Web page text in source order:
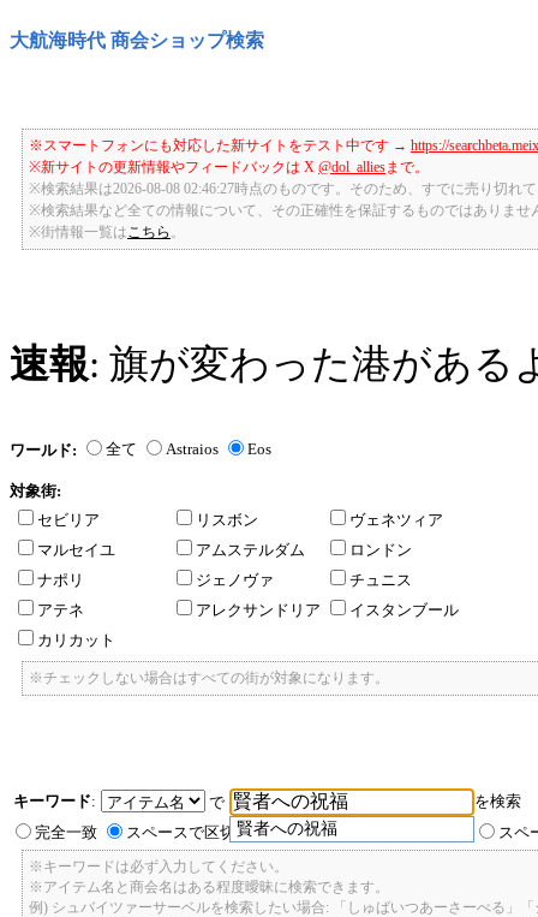
大航海時代 商会ショップ検索
※スマートフォンにも対応した新サイトをテスト中です → https://
※新サイトの更新情報やフィードバックは X @dol_alliesまで。
※検索結果は2026-08-08 02:46:27時点のものです。そのため、すでに売り切れ
※検索結果など全ての情報について、その正確性を保証するものではありませ
※街情報一覧は こちら
速報: 旗が変わった港がある
ワールド: 全て Astraios Eos
対象街:
セビリア
リスボン
ヴェネツィア
マルセイユ
アムステルダム
ロンドン
ナポリ
ジェノヴァ
チュニス
アテネ
アレクサンドリア
イスタンブール
カリカット
※チェックしない場合はすべての街が対象になります。
キーワード:
で
賢者への祝福
を検索
完全一致
スペースで区切ったキーワードのいずれかを含む スペ
※キーワードは必ず入力してください。
※アイテム名と商会名はある程度曖昧に検索できます。
例) シュバイツァーサーベルを検索したい場合: 「しゅばいつあーさーべる」